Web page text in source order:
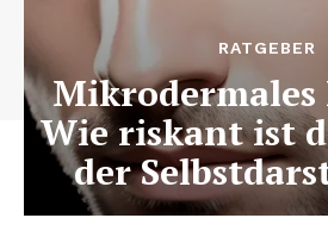
RATGEBER
Mikrodermales
Wie riskant ist
der